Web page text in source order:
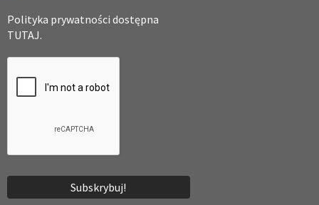
Polityka prywatności dostępna
TUTAJ.